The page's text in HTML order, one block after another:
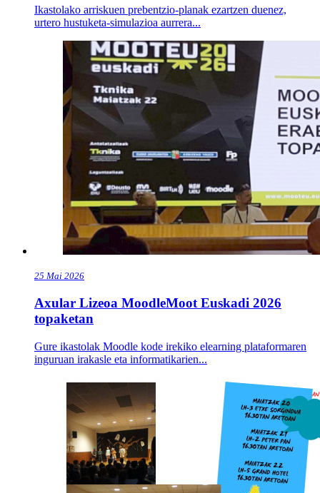
Ikastolako arriskuen prebentzio-planak ezartzen duenez,
urtero hustuketa-simulazioa aurrera...
25 Mai 2026
Axular Lizeoa MoodleMoot Euskadi 2026
topaketan
Gure ikastolak Moodle kode irekiko elearning plataformaren
inguruan irakasle eta informatikarien...